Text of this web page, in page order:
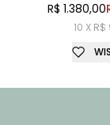
R$ 1.380,00
10 X